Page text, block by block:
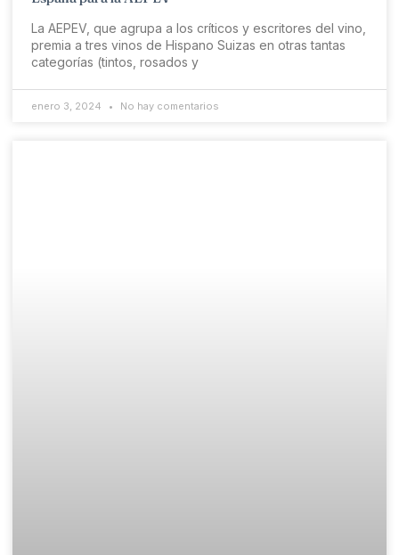
La AEPEV, que agrupa a los críticos y escritores del vino,
premia a tres vinos de Hispano Suizas en otras tantas
categorías (tintos, rosados y
enero 3, 2024 No hay comentarios